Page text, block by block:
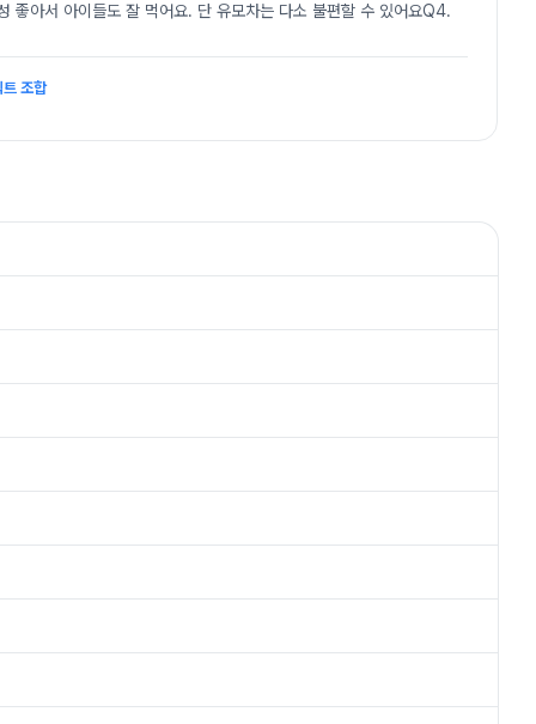
아서 아이들도 잘 먹어요. 단 유모차는 다소 불편할 수 있어요Q4.
조합